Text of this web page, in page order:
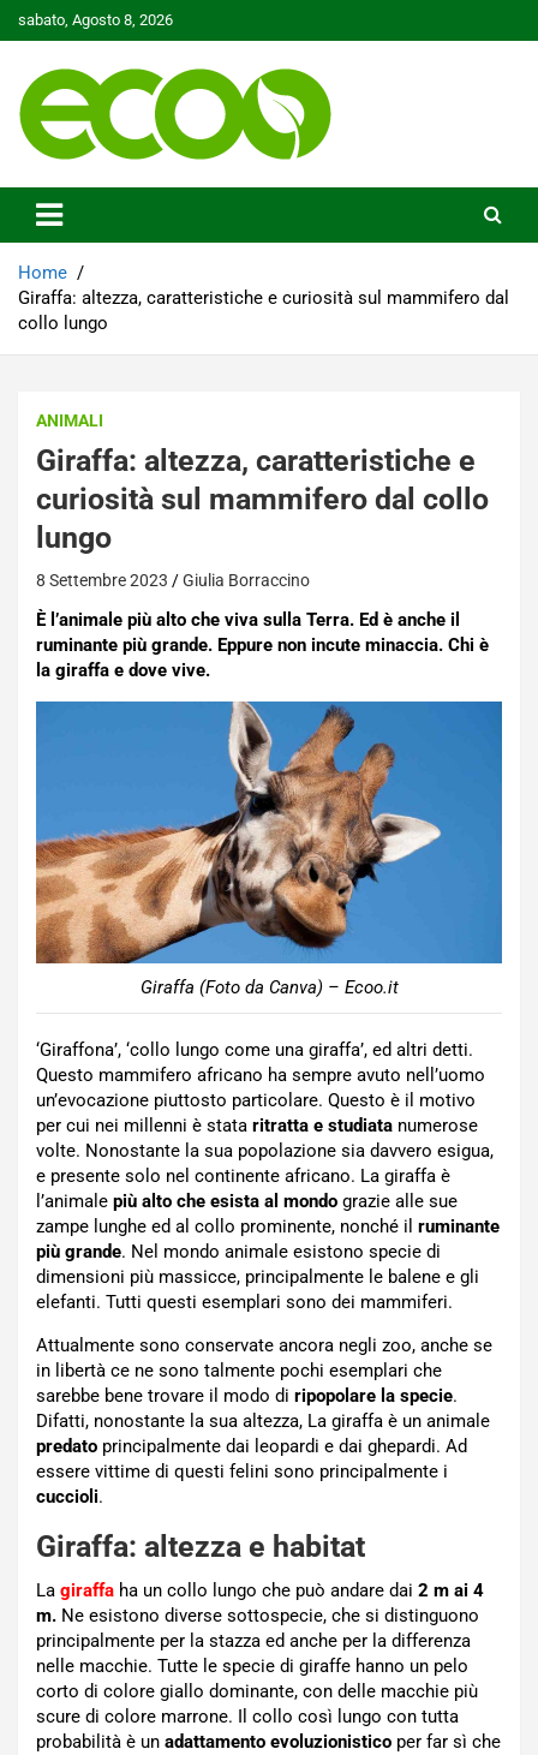
to
sabato, Agosto 8, 2026
Ecoo.it
Home
Giraffa: altezza, caratteristiche e curiosità sul mammifero dal
collo lungo
ANIMALI
Giraffa: altezza, caratteristiche e
curiosità sul mammifero dal collo
lungo
8 Settembre 2023 Giulia Borraccino
È l’animale più alto che viva sulla Terra. Ed è anche il
ruminante più grande. Eppure non incute minaccia. Chi è
la giraffa e dove vive.
Giraffa (Foto da Canva) – Ecoo.it
‘Giraffona’, ‘collo lungo come una giraffa’, ed altri detti.
Questo mammifero africano ha sempre avuto nell’uomo
un’evocazione piuttosto particolare. Questo è il motivo
per cui nei millenni è stata ritratta e studiata numerose
volte. Nonostante la sua popolazione sia davvero esigua,
e presente solo nel continente africano. La giraffa è
l’animale più alto che esista al mondo grazie alle sue
zampe lunghe ed al collo prominente, nonché il ruminante
più grande. Nel mondo animale esistono specie di
dimensioni più massicce, principalmente le balene e gli
elefanti. Tutti questi esemplari sono dei mammiferi.
Attualmente sono conservate ancora negli zoo, anche se
in libertà ce ne sono talmente pochi esemplari che
sarebbe bene trovare il modo di ripopolare la specie.
Difatti, nonostante la sua altezza, La giraffa è un animale
predato principalmente dai leopardi e dai ghepardi. Ad
essere vittime di questi felini sono principalmente i
cuccioli.
Giraffa: altezza e habitat
La giraffa ha un collo lungo che può andare dai 2 m ai 4
m. Ne esistono diverse sottospecie, che si distinguono
principalmente per la stazza ed anche per la differenza
nelle macchie. Tutte le specie di giraffe hanno un pelo
corto di colore giallo dominante, con delle macchie più
scure di colore marrone. Il collo così lungo con tutta
probabilità è un adattamento evoluzionistico per far sì che